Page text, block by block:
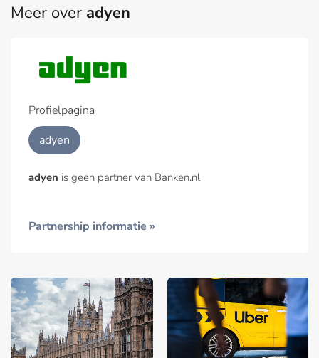
Meer over adyen
Profielpagina
adyen
adyen is geen partner van Banken.nl
Partnership informatie »